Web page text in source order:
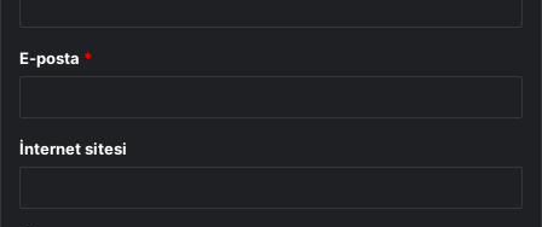
E-posta *
İnternet sitesi